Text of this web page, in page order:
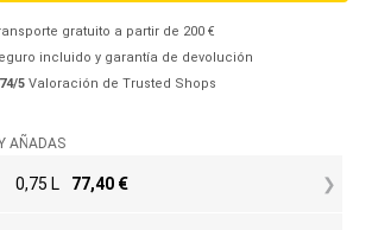
gratuito a partir de 200 €
incluido y garantía de devolución
5 Valoración de Trusted Shops
AÑADAS
0,75 L 77,40 €